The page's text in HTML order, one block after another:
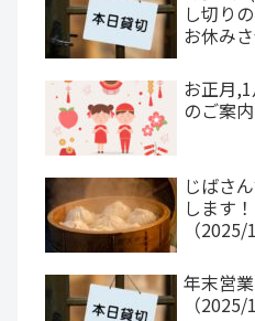
し切り
お休み
お正月
のご案
じばさ
します！
（2025/
年末営
（2025/